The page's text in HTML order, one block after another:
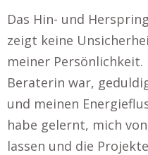
Das Hin- und
zeigt keine
meiner Persönlichkeit.
Beraterin war,
und meinen
habe gelernt, mich
lassen und die